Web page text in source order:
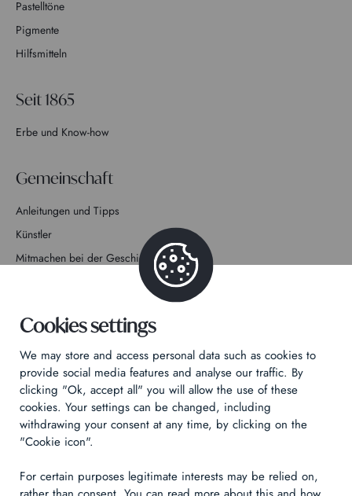
Pastelltöne
Pigmente
Hilfsmitteln
Seit 1865
Erbe und Know-how
Gemeinschaft
Anleitungen und Tipps
Künstler
Mitmachen bei der Geschichte
Datenschutzrichtlinie
Rechtliche Hinweise
Technical & Legal informations
Made byIzhak
Cookies settings
We may store and access personal data such as cookies to
provide social media features and analyse our traffic. By
clicking "Ok, accept all" you will allow the use of these
cookies. Your settings can be changed, including
withdrawing your consent at any time, by clicking on the
"Cookie icon".
For certain purposes legitimate interests may be relied on,